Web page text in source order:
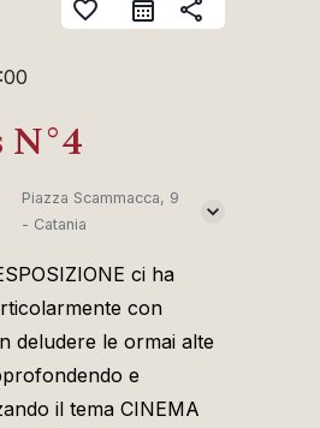
favorite_border share
N°4
Piazza Scammacca, 9
- Catania
ci ha
con
deludere le ormai alte
e
il tema CINEMA